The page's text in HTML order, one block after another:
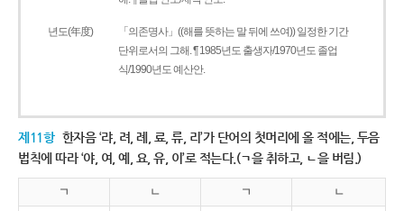
년도(年度)
「의존명사」((해를 뜻하는 말 뒤에 쓰여)) 일정한 기간
단위로서의 그해. ¶ 1985년도 출생자/1970년도 졸업
식/1990년도 예산안.
제11항 한자음 ‘랴, 려, 례, 료, 류, 리’가 단어의 첫머리에 올 적에는, 두음
법칙에 따라 ‘야, 여, 예, 요, 유, 이’로 적는다.(ㄱ을 취하고, ㄴ을 버림.)
ㄱ ㄴ ㄱ ㄴ